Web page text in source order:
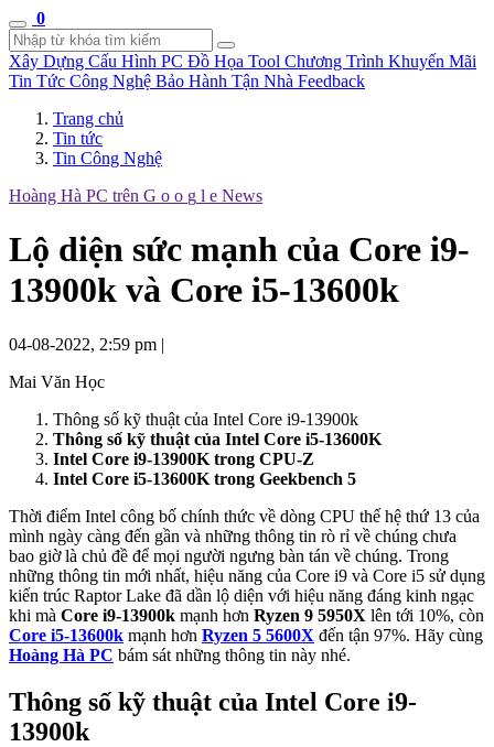
0
Xây Dựng Cấu Hình PC Đồ Họa Tool Chương Trình Khuyến Mãi
Tin Tức Công Nghệ Bảo Hành Tận Nhà Feedback
Trang chủ
Tin tức
Tin Công Nghệ
Hoàng Hà PC trên G o o g l e News
Lộ diện sức mạnh của Core i9-
13900k và Core i5-13600k
04-08-2022, 2:59 pm |
Mai Văn Học
Thông số kỹ thuật của Intel Core i9-13900k
Thông số kỹ thuật của Intel Core i5-13600K
Intel Core i9-13900K trong CPU-Z
Intel Core i5-13600K trong Geekbench 5
Thời điểm Intel công bố chính thức về dòng CPU thế hệ thứ 13 của
mình ngày càng đến gần và những thông tin rò rỉ về chúng chưa
bao giờ là chủ đề để mọi người ngưng bàn tán về chúng. Trong
những thông tin mới nhất, hiệu năng của Core i9 và Core i5 sử dụng
kiến trúc Raptor Lake đã dần lộ diện với hiệu năng đáng kinh ngạc
khi mà Core i9-13900k mạnh hơn Ryzen 9 5950X lên tới 10%, còn
Core i5-13600k mạnh hơn Ryzen 5 5600X đến tận 97%. Hãy cùng
Hoàng Hà PC bám sát những thông tin này nhé.
Thông số kỹ thuật của Intel Core i9-
13900k